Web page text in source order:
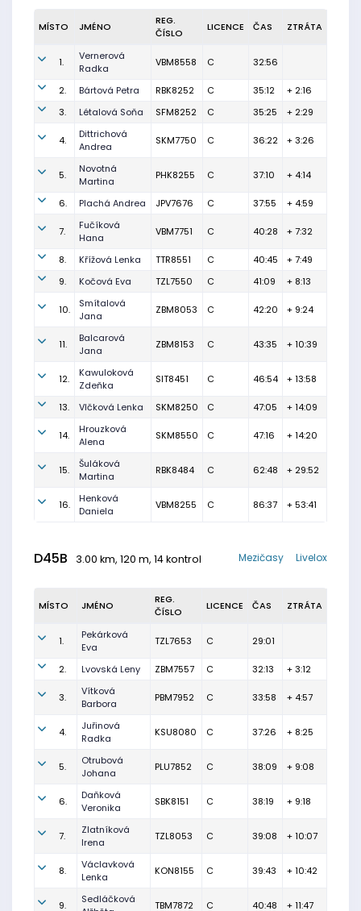
MÍSTO JMÉNO
REG.
ČÍSLO
LICENCE ČAS ZTRÁTA
1.
Vernerová
Radka
VBM8558 C 32:56
2. Bártová Petra RBK8252 C 35:12
+ 2:16
3.
Létalová Soňa SFM8252 C 35:25 + 2:29
4.
Dittrichová
Andrea
SKM7750 C 36:22 + 3:26
5.
Novotná
Martina
PHK8255 C 37:10 + 4:14
6. Plachá Andrea JPV7676 C 37:55 + 4:59
7.
Fučíková
Hana
VBM7751 C 40:28 + 7:32
8. Křížová Lenka TTR8551 C 40:45
+ 7:49
9.
Kočová Eva TZL7550 C 41:09 + 8:13
10.
Smítalová
Jana
ZBM8053 C 42:20 + 9:24
11.
Balcarová
Jana
ZBM8153 C 43:35 + 10:39
12.
Kawuloková
Zdeňka
SIT8451 C 46:54 + 13:58
13. Vlčková Lenka SKM8250 C 47:05 + 14:09
14.
Hrouzková
Alena
SKM8550 C 47:16 + 14:20
15.
Šuláková
Martina
RBK8484 C 62:48 + 29:52
16.
Henková
Daniela
VBM8255 C 86:37 + 53:41
D45B 3.00 km, 120 m, 14 kontrol Livelox
Mezičasy
MÍSTO JMÉNO
REG.
ČÍSLO
LICENCE ČAS ZTRÁTA
1.
Pekárková
Eva
TZL7653 C 29:01
2. Lvovská Leny ZBM7557 C 32:13 + 3:12
3.
Vítková
Barbora
PBM7952 C 33:58 + 4:57
4.
Juřinová
Radka
KSU8080 C 37:26 + 8:25
5.
Otrubová
Johana
PLU7852 C 38:09 + 9:08
6.
Daňková
Veronika
SBK8151 C 38:19 + 9:18
7.
Zlatníková
Irena
TZL8053 C 39:08 + 10:07
8.
Václavková
Lenka
KON8155 C 39:43 + 10:42
9.
Sedláčková
TBM7872 C 40:48 + 11:47